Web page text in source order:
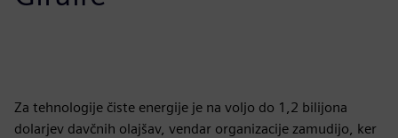
Za tehnologije čiste energije je na voljo do 1,2 bilijona
dolarjev davčnih olajšav, vendar organizacije zamudijo, ker